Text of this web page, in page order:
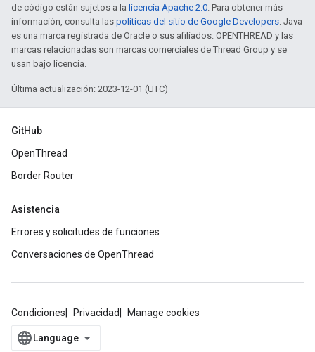
de código están sujetos a la licencia Apache 2.0. Para obtener más
información, consulta las políticas del sitio de Google Developers. Java
es una marca registrada de Oracle o sus afiliados. OPENTHREAD y las
marcas relacionadas son marcas comerciales de Thread Group y se
usan bajo licencia.
Última actualización: 2023-12-01 (UTC)
GitHub
OpenThread
Border Router
Asistencia
Errores y solicitudes de funciones
Conversaciones de OpenThread
Condiciones Privacidad Manage cookies